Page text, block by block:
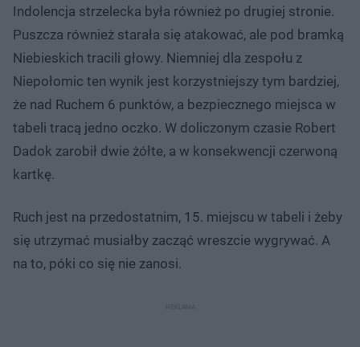
Indolencja strzelecka była również po drugiej stronie.
Puszcza również starała się atakować, ale pod bramką
Niebieskich tracili głowy. Niemniej dla zespołu z
Niepołomic ten wynik jest korzystniejszy tym bardziej,
że nad Ruchem 6 punktów, a bezpiecznego miejsca w
tabeli tracą jedno oczko. W doliczonym czasie Robert
Dadok zarobił dwie żółte, a w konsekwencji czerwoną
kartkę.
Ruch jest na przedostatnim, 15. miejscu w tabeli i żeby
się utrzymać musiałby zacząć wreszcie wygrywać. A
na to, póki co się nie zanosi.